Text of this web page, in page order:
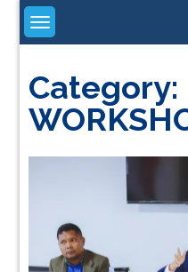
Skip
content
Category: